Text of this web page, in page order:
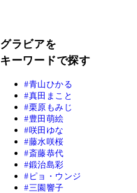
グラビアを
キーワードで探す
青山ひかる
真田まこと
栗原もみじ
豊田萌絵
咲田ゆな
藤水咲桜
斎藤恭代
鍛治島彩
ピョ・ウンジ
三園響子